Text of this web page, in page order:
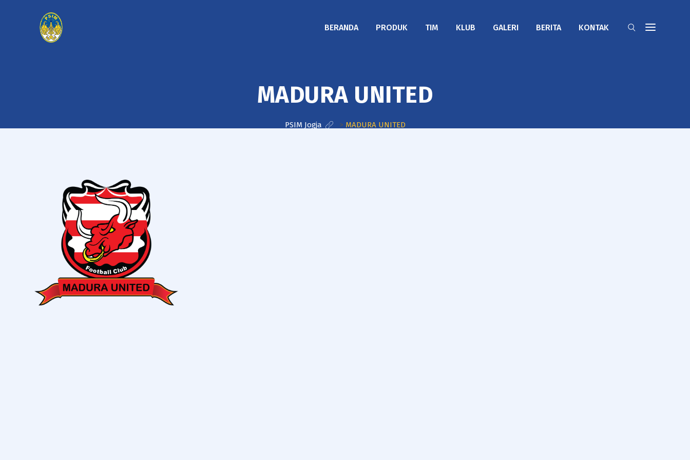
BERANDA PRODUK TIM KLUB GALERI BERITA KONTAK
MADURA UNITED
PSIM Jogja > MADURA UNITED